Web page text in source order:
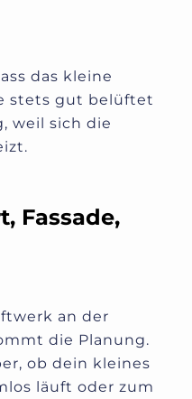
das kleine
stets gut belüftet
weil sich die
Fassade,
an der
die Planung.
ob dein kleines
läuft oder zum